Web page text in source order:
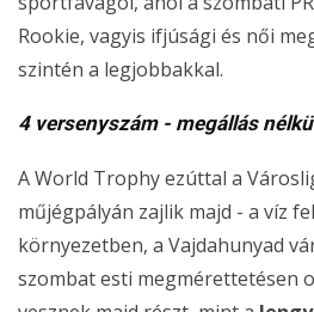
Rookie, vagyis ifjúsági és női
szintén a legjobbakkal.
4 versenyszám - megállás
A World Trophy ezúttal a
műjégpályán zajlik majd - a víz
környezetben, a Vajdahunyad
szombat esti megmérettetésen